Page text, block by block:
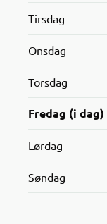
Tirsdag
Onsdag
Torsdag
Fredag (i dag)
Lørdag
Søndag